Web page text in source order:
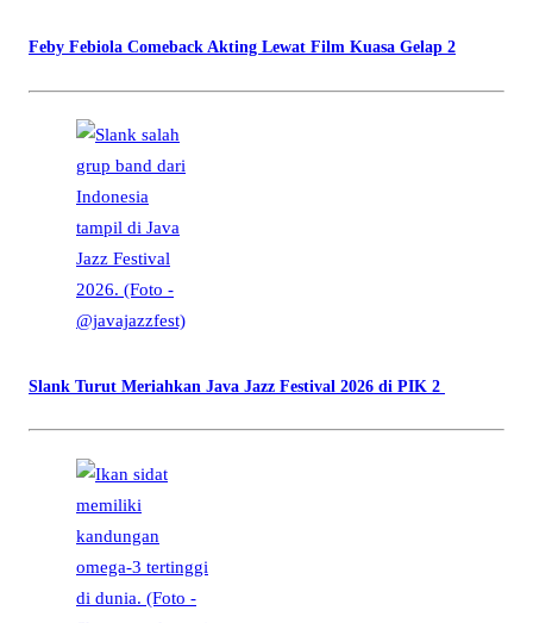
Feby Febiola Comeback Akting Lewat Film Kuasa Gelap 2
Slank Turut Meriahkan Java Jazz Festival 2026 di PIK 2